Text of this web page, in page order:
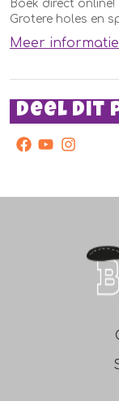
Boek direct
Grotere holes en
leuk spel voor een
Meer informatie
Deel dit
facebook
youtube
instagram